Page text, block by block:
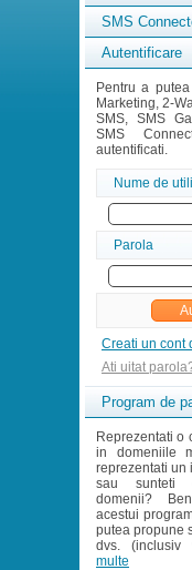
SMS
Autentificare
Pentru a
Marketing, 2-
SMS, SMS
SMS
autentificati.
Nume de
Parola
Creati un cont
Ati uitat
Program de
Reprezentati o
in domeniile
reprezentati un
sau sunteti
domenii?
acestui
putea propune
dvs. (inclusiv
multe